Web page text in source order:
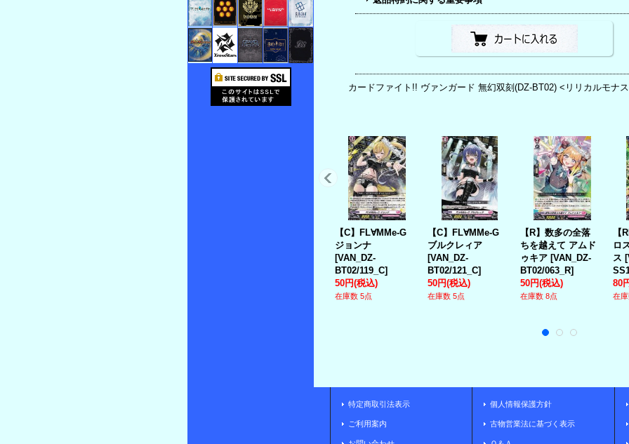
カードファイト!! ヴァンガード 無幻双刻(DZ-BT02) <リリカルモナ
【C】FL∀MMe-G
ジョンナ
[VAN_DZ-
BT02/119_C]
50円(税込)
在庫数 5点
【C】FL∀MMe-G
ブルクレィア
[VAN_DZ-
BT02/121_C]
50円(税込)
在庫数 5点
【R】数多の全落
ちを越えて アムド
ゥキア [VAN_DZ-
BT02/063_R]
50円(税込)
在庫数 8点
【
ロ
ス [
80
在
特定商取引法表示
ご利用案内
個人情報保護方針
古物営業法に基づく表示